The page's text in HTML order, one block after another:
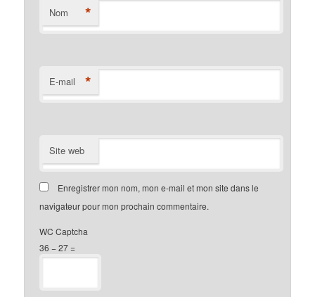
Nom *
E-mail *
Site web
Enregistrer mon nom, mon e-mail et mon site dans le
navigateur pour mon prochain commentaire.
WC Captcha
36 − 27 =